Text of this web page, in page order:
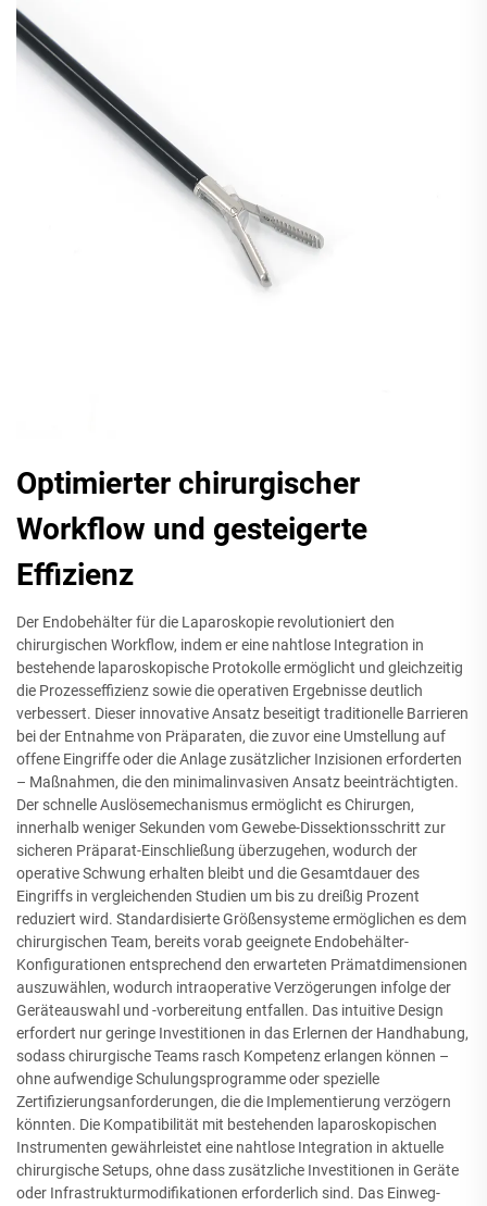
Optimierter chirurgischer
Workflow und gesteigerte
Effizienz
Der Endobehälter für die Laparoskopie revolutioniert den
chirurgischen Workflow, indem er eine nahtlose Integration in
bestehende laparoskopische Protokolle ermöglicht und gleichzeitig
die Prozesseffizienz sowie die operativen Ergebnisse deutlich
verbessert. Dieser innovative Ansatz beseitigt traditionelle Barrieren
bei der Entnahme von Präparaten, die zuvor eine Umstellung auf
offene Eingriffe oder die Anlage zusätzlicher Inzisionen erforderten
– Maßnahmen, die den minimalinvasiven Ansatz beeinträchtigten.
Der schnelle Auslösemechanismus ermöglicht es Chirurgen,
innerhalb weniger Sekunden vom Gewebe-Dissektionsschritt zur
sicheren Präparat-Einschließung überzugehen, wodurch der
operative Schwung erhalten bleibt und die Gesamtdauer des
Eingriffs in vergleichenden Studien um bis zu dreißig Prozent
reduziert wird. Standardisierte Größensysteme ermöglichen es dem
chirurgischen Team, bereits vorab geeignete Endobehälter-
Konfigurationen entsprechend den erwarteten Prämatdimensionen
auszuwählen, wodurch intraoperative Verzögerungen infolge der
Geräteauswahl und -vorbereitung entfallen. Das intuitive Design
erfordert nur geringe Investitionen in das Erlernen der Handhabung,
sodass chirurgische Teams rasch Kompetenz erlangen können –
ohne aufwendige Schulungsprogramme oder spezielle
Zertifizierungsanforderungen, die die Implementierung verzögern
könnten. Die Kompatibilität mit bestehenden laparoskopischen
Instrumenten gewährleistet eine nahtlose Integration in aktuelle
chirurgische Setups, ohne dass zusätzliche Investitionen in Geräte
oder Infrastrukturmodifikationen erforderlich sind. Das Einweg-